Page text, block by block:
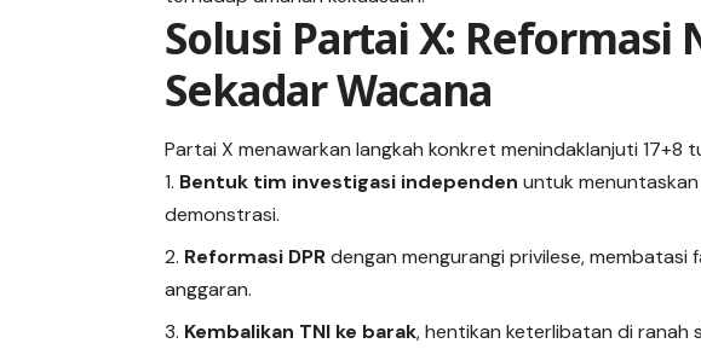
Solusi Partai X: Reformasi
Sekadar Wacana
Partai X menawarkan langkah konkret menindaklanjuti 17+8
Bentuk tim investigasi independen untuk
demonstrasi.
Reformasi DPRdengan mengurangi privilese,
anggaran.
Kembalikan TNI ke barak, hentikan keterlibatan di ranah